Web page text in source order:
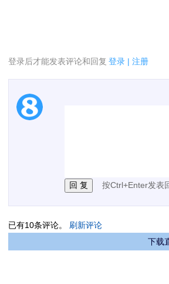
登录后才能发表评论和回复 登录 | 注册
1.电脑端新用户可以发表
按Ctrl+Enter发表
已有10条评论。 刷新评论
下载